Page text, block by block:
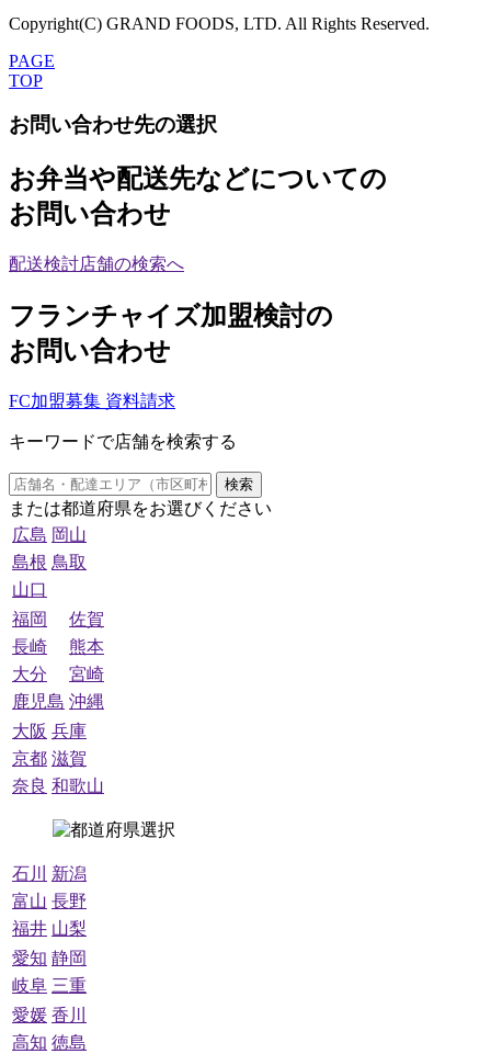
Copyright(C) GRAND FOODS, LTD. All Rights Reserved.
PAGE
TOP
お問い合わせ先の選択
お弁当や配送先などについての
お問い合わせ
配送検討店舗の検索へ
フランチャイズ加盟検討の
お問い合わせ
FC加盟募集 資料請求
キーワードで店舗を検索する
検索
または都道府県をお選びください
広島 岡山
島根 鳥取
山口
福岡
佐賀
長崎
熊本
大分
宮崎
鹿児島 沖縄
大阪 兵庫
京都 滋賀
奈良 和歌山
石川
新潟
富山 長野
福井 山梨
愛知 静岡
岐阜 三重
愛媛 香川
高知 徳島